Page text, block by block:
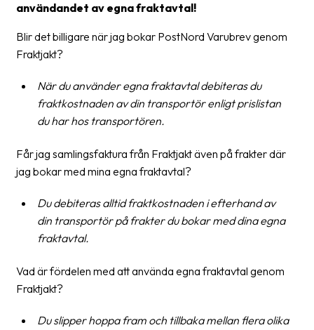
användandet av egna fraktavtal!
Blir det billigare när jag bokar PostNord Varubrev genom
Fraktjakt?
När du använder egna fraktavtal debiteras du
fraktkostnaden av din transportör enligt prislistan
du har hos transportören.
Får jag samlingsfaktura från Fraktjakt även på frakter där
jag bokar med mina egna fraktavtal?
Du debiteras alltid fraktkostnaden i efterhand av
din transportör på frakter du bokar med dina egna
fraktavtal.
Vad är fördelen med att använda egna fraktavtal genom
Fraktjakt?
Du slipper hoppa fram och tillbaka mellan flera olika